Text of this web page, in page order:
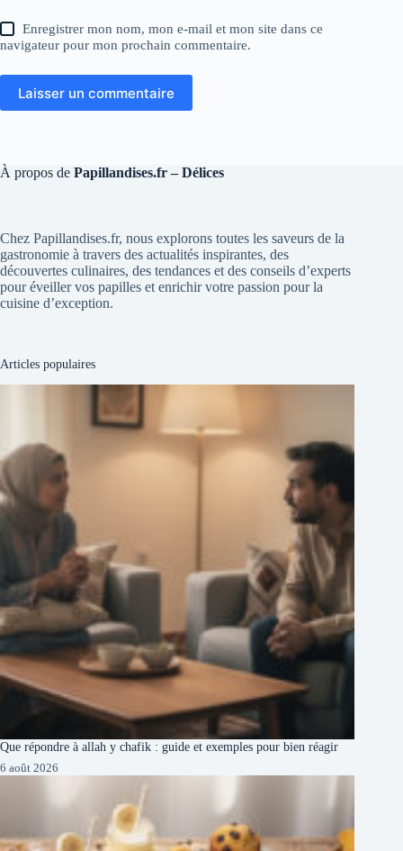
Enregistrer mon nom, mon e-mail et mon site dans ce
navigateur pour mon prochain commentaire.
Laisser un commentaire
À propos de Papillandises.fr – Délices
Chez Papillandises.fr, nous explorons toutes les saveurs de la
gastronomie à travers des actualités inspirantes, des
découvertes culinaires, des tendances et des conseils d’experts
pour éveiller vos papilles et enrichir votre passion pour la
cuisine d’exception.
Articles populaires
Que répondre à allah y chafik : guide et exemples pour bien réagir
6 août 2026